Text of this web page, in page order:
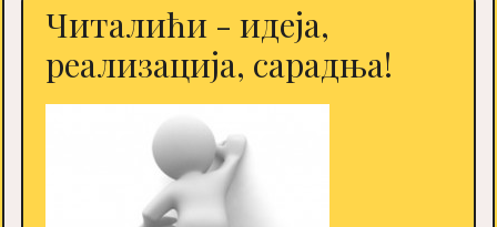
Читалићи - идеја,
реализација, сарадња!